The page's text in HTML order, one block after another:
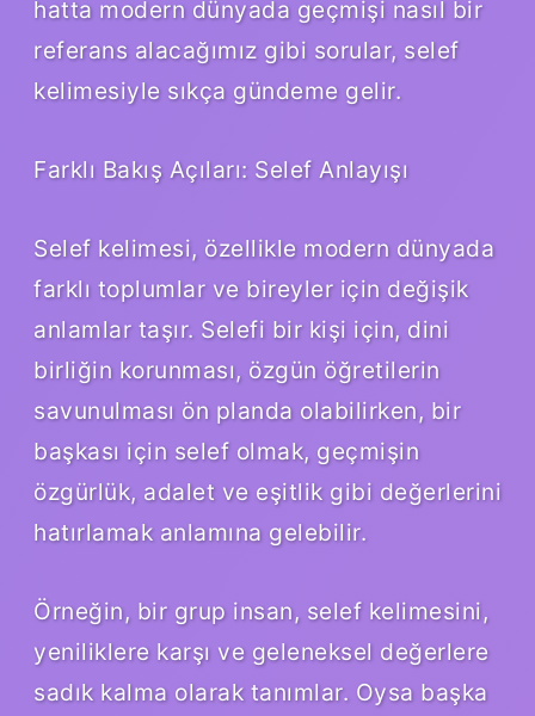
hatta modern dünyada geçmişi nasıl bir
referans alacağımız gibi sorular, selef
kelimesiyle sıkça gündeme gelir.
Farklı Bakış Açıları: Selef Anlayışı
Selef kelimesi, özellikle modern dünyada
farklı toplumlar ve bireyler için değişik
anlamlar taşır. Selefi bir kişi için, dini
birliğin korunması, özgün öğretilerin
savunulması ön planda olabilirken, bir
başkası için selef olmak, geçmişin
özgürlük, adalet ve eşitlik gibi değerlerini
hatırlamak anlamına gelebilir.
Örneğin, bir grup insan, selef kelimesini,
yeniliklere karşı ve geleneksel değerlere
sadık kalma olarak tanımlar. Oysa başka